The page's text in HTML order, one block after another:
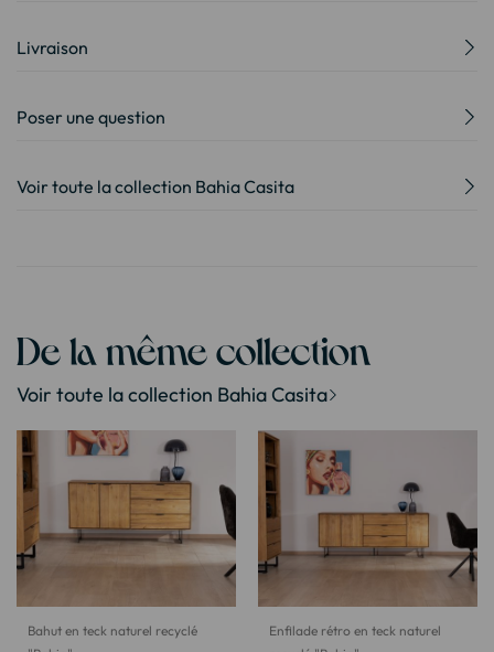
Livraison
Poser une question
Voir toute la collection Bahia Casita
De la même collection
Voir toute la collection Bahia Casita
Bahut en teck naturel recyclé
Enfilade rétro en teck naturel